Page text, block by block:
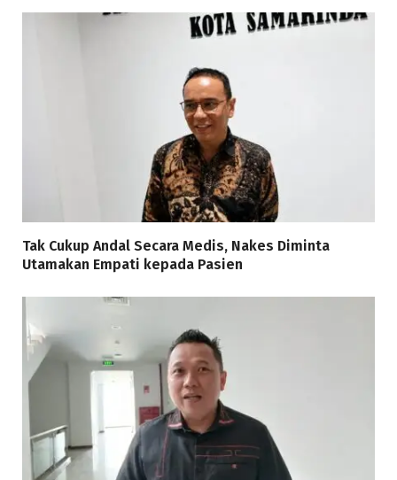
Tak Cukup Andal Secara Medis, Nakes Diminta
Utamakan Empati kepada Pasien